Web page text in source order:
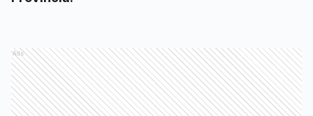
Ads